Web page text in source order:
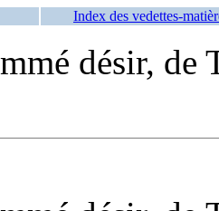
Index des vedettes-
désir, de